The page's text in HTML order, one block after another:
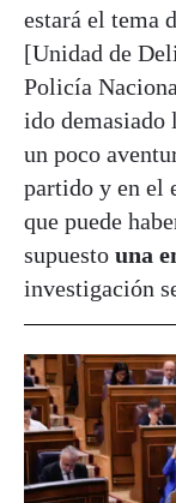
estará el tema
[Unidad de
Policía
ido demasiado
un poco
partido y en el
que puede
supuesto una
investigación